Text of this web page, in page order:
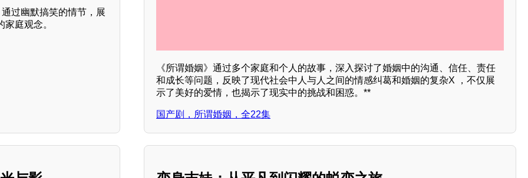
过幽默搞笑的情节，展
庭观念。
《所谓婚姻》通过多个家庭和个人的故事，深入探讨了婚姻中的沟通、信任、责任
和成长等问题，反映了现代社会中人与人之间的情感纠葛和婚姻的复杂X ，不仅展
示了美好的爱情，也揭示了现实中的挑战和困惑。**
国产剧，所谓婚姻，全22集